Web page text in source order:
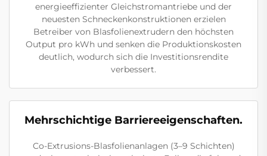
energieeffizienter Gleichstromantriebe und der
neuesten Schneckenkonstruktionen erzielen
Betreiber von Blasfolienextrudern den höchsten
Output pro kWh und senken die Produktionskosten
deutlich, wodurch sich die Investitionsrendite
verbessert.
Mehrschichtige Barriereeigenschaften.
Co-Extrusions-Blasfolienanlagen (3–9 Schichten)